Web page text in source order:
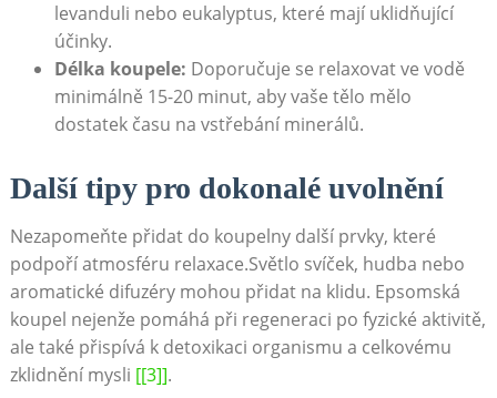
levanduli nebo eukalyptus, které mají uklidňující
účinky.
Délka koupele: Doporučuje se relaxovat ve vodě
minimálně 15-20 minut, aby vaše tělo mělo
dostatek času na vstřebání minerálů.
Další tipy pro dokonalé uvolnění
Nezapomeňte přidat do koupelny další prvky, které
podpoří atmosféru relaxace.Světlo svíček, hudba nebo
aromatické difuzéry mohou přidat na klidu. Epsomská
koupel nejenže pomáhá při regeneraci po fyzické aktivitě,
ale také přispívá k detoxikaci organismu a celkovému
zklidnění mysli [[3]].